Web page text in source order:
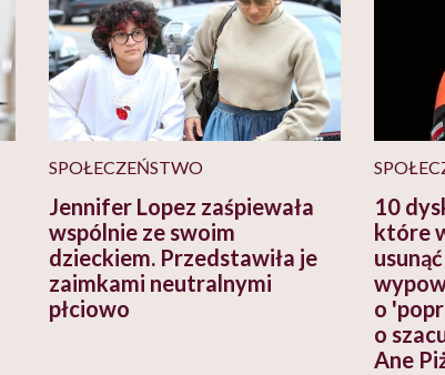
SPOŁECZEŃSTWO
Jennifer Lopez zaśpiewała
wspólnie ze swoim
dzieckiem. Przedstawiła je
zaimkami neutralnymi
płciowo
10
które
o
o
Ane